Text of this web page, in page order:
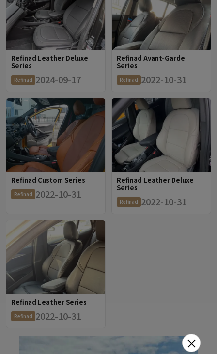
Refinad Leather Deluxe
Series
Refinad 2024-09-17
Refinad Avant-Garde
Series
Refinad 2022-10-31
Refinad Custom Series
Refinad 2022-10-31
Refinad Leather Deluxe
Series
Refinad 2022-10-31
Refinad Leather Series
Refinad 2022-10-31
×